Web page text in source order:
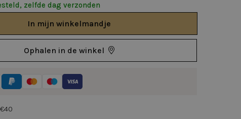
zelfde dag verzonden
In mijn winkelmandje
Ophalen in de winkel